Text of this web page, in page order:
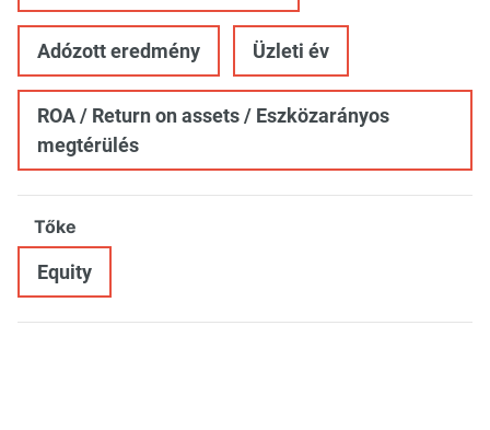
Adózott eredmény Üzleti év
ROA / Return on assets / Eszközarányos
megtérülés
Tőke
Equity